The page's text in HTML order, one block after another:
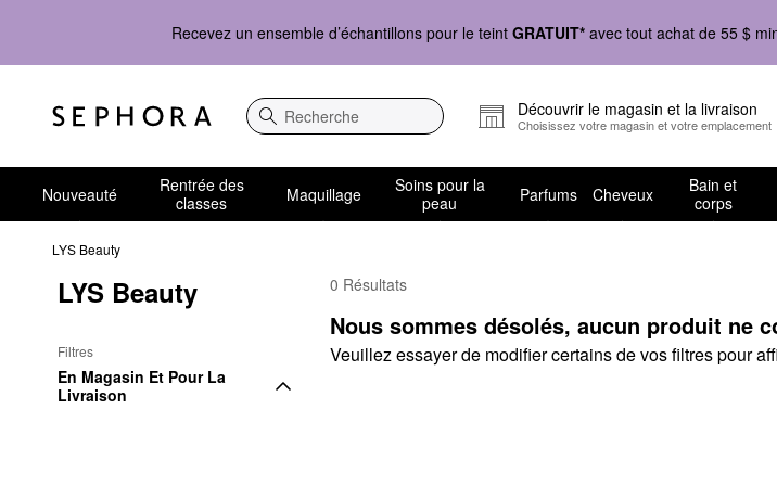
Recevez un ensemble d’échantillons pour le teint GRATUIT* avec tout achat de 55 $
Recherche
Découvrir le magasin et la livraison
Choisissez votre magasin et votre emplacement
Nouveauté
Rentrée des
classes
Maquillage
Soins pour la
peau
Parfums Cheveux
Bain et
corps
LYS Beauty
LYS Beauty
Filtres
En Magasin Et Pour La
Livraison
LYS Beauty Pour elle
0 Résultats
Nous sommes désolés, aucun produit ne
Veuillez essayer de modifier certains de vos filtres pour